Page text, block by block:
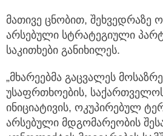
მათივე ცნობით, შეხვედრაზე
არსებული სტრატეგიული
საკითხები განიხილეს.
„მხარეებმა გაცვალეს
უსაფრთხოების,
ინიციატივის, ოკუპირებულ
არსებული მდგომარეობის